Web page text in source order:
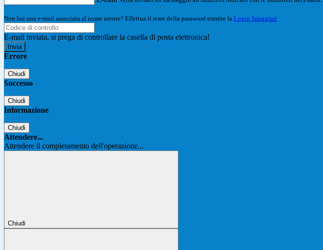
Non hai una e-mail associata al nome utente? Effettua il reset della password tramite la Login Spaggiari
E-mail inviata, si prega di controllare la casella di posta elettronica!
Errore
Chiudi
Successo
Chiudi
Informazione
Chiudi
Attendere...
Attendere il completamento dell'operazione...
Chiudi